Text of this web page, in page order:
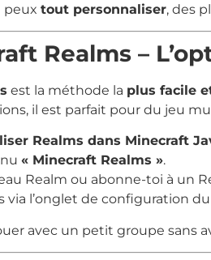
peux tout personnaliser, des
Realms –
est la méthode la plus facile
il est parfait pour du jeu
Realms dans Minecraft
« Minecraft Realms ».
Realm ou abonne-toi à un
via l’onglet de configuration
avec un petit groupe sans